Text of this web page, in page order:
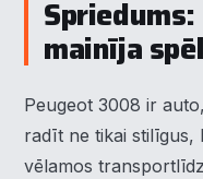
mainīja
Peugeot 3008 ir
radīt ne tikai
vēlamos